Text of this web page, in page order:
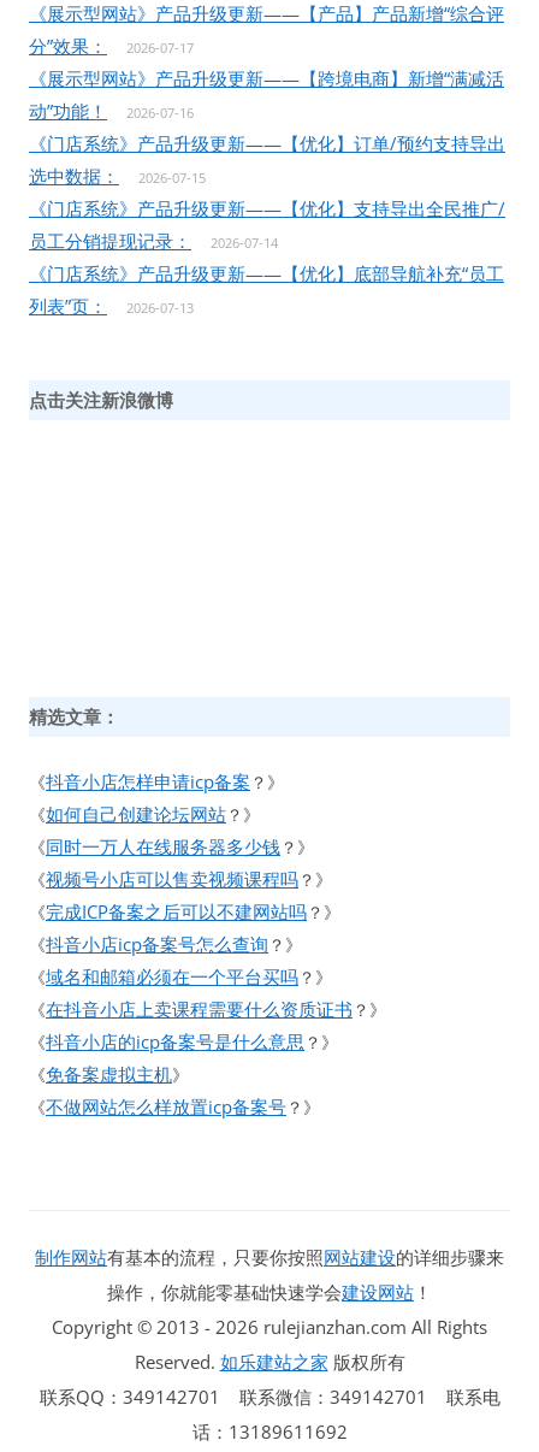
《展示型网站》产品升级更新——【产品】产品新增“综合评
分”效果：
2026-07-17
《展示型网站》产品升级更新——【跨境电商】新增“满减活
动”功能！
2026-07-16
《门店系统》产品升级更新——【优化】订单/预约支持导出
选中数据：
2026-07-15
《门店系统》产品升级更新——【优化】支持导出全民推广/
员工分销提现记录：
2026-07-14
《门店系统》产品升级更新——【优化】底部导航补充“员工
列表”页：
2026-07-13
点击关注新浪微博
精选文章：
《抖音小店怎样申请icp备案 ？》
《如何自己创建论坛网站 ？》
《同时一万人在线服务器多少钱 ？》
《视频号小店可以售卖视频课程吗 ？》
《完成ICP备案之后可以不建网站吗 ？》
《抖音小店icp备案号怎么查询 ？》
《域名和邮箱必须在一个平台买吗 ？》
《在抖音小店上卖课程需要什么资质证书 ？》
《抖音小店的icp备案号是什么意思 ？》
《免备案虚拟主机》
《不做网站怎么样放置icp备案号 ？》
制作网站有基本的流程，只要你按照网站建设的详细步骤来
操作，你就能零基础快速学会建设网站 ！
Copyright © 2013 - 2026 rulejianzhan.com All Rights
Reserved. 如乐建站之家 版权所有
联系QQ：349142701 联系微信：349142701 联系电
话：13189611692